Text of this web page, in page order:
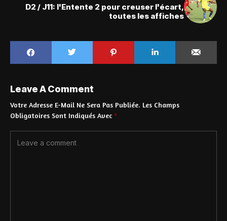
D2 / J11: l'Entente 2 pour creuser l'écart,
toutes les affiches
Leave A Comment
Votre Adresse E-Mail Ne Sera Pas Publiée. Les Champs
Obligatoires Sont Indiqués Avec *